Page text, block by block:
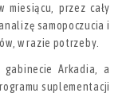
miesiącu, przez cały
samopoczucia i
w razie potrzeby.
Arkadia, a
suplementacji